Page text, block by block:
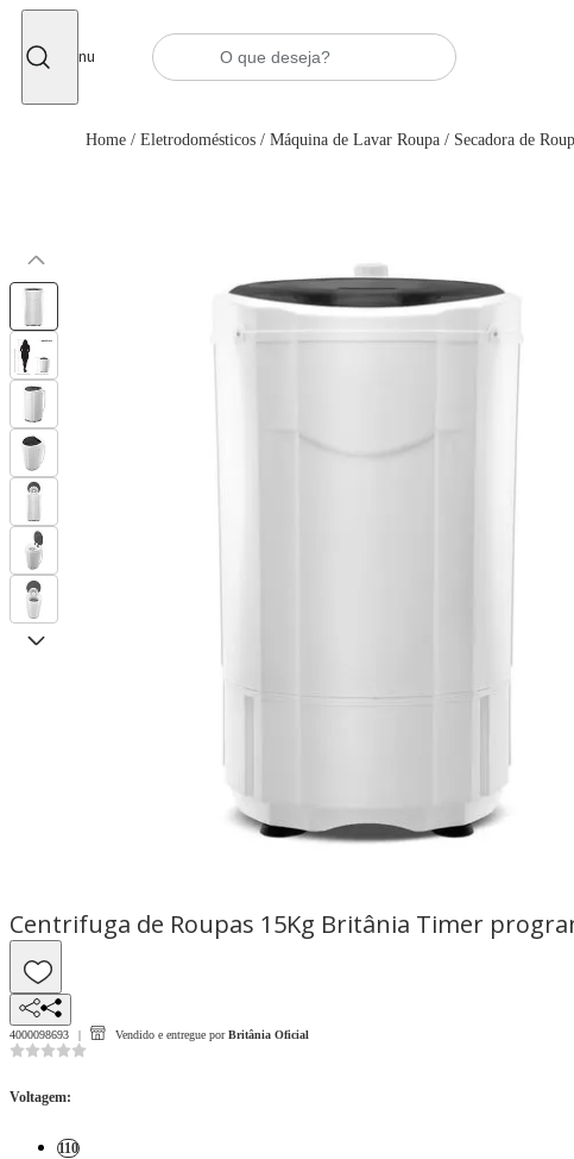
Menu
Home / Eletrodomésticos / Máquina de Lavar Roupa / Secadora de
Centrifuga de Roupas 15Kg Britânia Timer
4000098693 Vendido e entregue por Britânia Oficial
Voltagem:
110